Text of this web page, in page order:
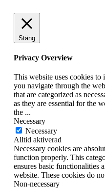
Stäng
Privacy Overview
This website uses cookies
you navigate through the
that are categorized as
as they are essential for the
the ...
Necessary
Necessary
Alltid aktiverad
Necessary cookies are
function properly. This
ensures basic functionalities
website. These cookies do
Non-necessary